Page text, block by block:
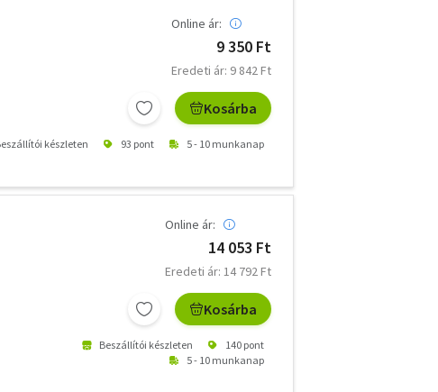
Online ár:
9 350 Ft
Eredeti ár: 9 842 Ft
Kosárba
készleten 93 pont 5 - 10 munkanap
Online ár:
14 053 Ft
Eredeti ár: 14 792 Ft
Kosárba
Beszállítói készleten
140 pont
5 - 10 munkanap